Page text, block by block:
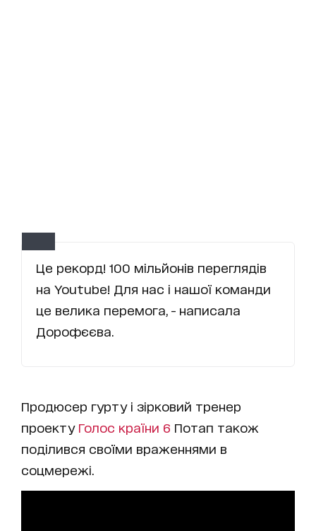
Це рекорд! 100 мільйонів переглядів
на Youtube! Для нас і нашої команди
це велика перемога, - написала
Дорофєєва.
Продюсер гурту і зірковий тренер
проекту Голос країни 6 Потап також
поділився своїми враженнями в
соцмережі.